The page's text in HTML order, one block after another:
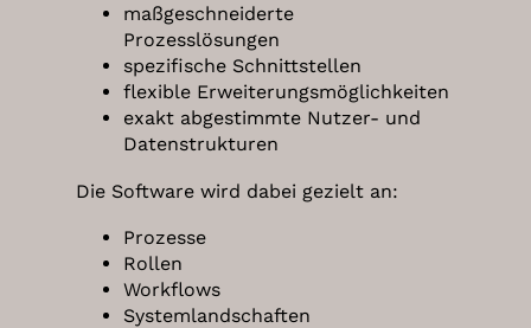
maßgeschneiderte
Prozesslösungen
spezifische Schnittstellen
flexible Erweiterungsmöglichkeiten
exakt abgestimmte Nutzer- und
Datenstrukturen
Die Software wird dabei gezielt an:
Prozesse
Rollen
Workflows
Systemlandschaften